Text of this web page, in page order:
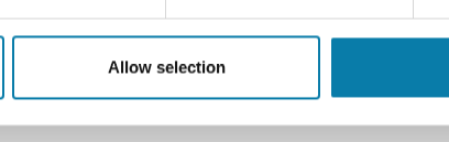
Allow selection